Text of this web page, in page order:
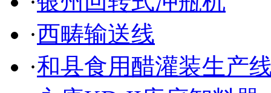
·西畴输送线
·和县食用醋灌装生产